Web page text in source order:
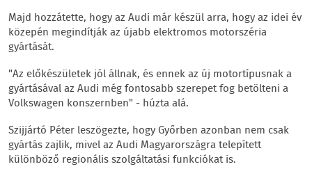
Majd hozzátette, hogy az Audi már készül arra, hogy az idei év
közepén megindítják az újabb elektromos motorszéria
gyártását.
"Az előkészületek jól állnak, és ennek az új motortípusnak a
gyártásával az Audi még fontosabb szerepet fog betölteni a
Volkswagen konszernben" - húzta alá.
Szijjártó Péter leszögezte, hogy Győrben azonban nem csak
gyártás zajlik, mivel az Audi Magyarországra telepített
különböző regionális szolgáltatási funkciókat is.